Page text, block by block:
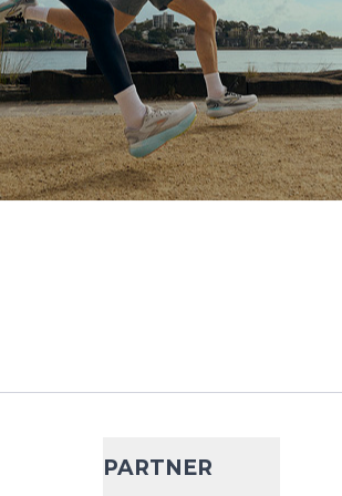
- 20 %
15,99 € 19,95 €
- 33 %
PARTNER